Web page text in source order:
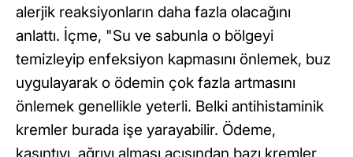
alerjik reaksiyonların daha fazla olacağını
anlattı. İçme, "Su ve sabunla o bölgeyi
temizleyip enfeksiyon kapmasını önlemek, buz
uygulayarak o ödemin çok fazla artmasını
önlemek genellikle yeterli. Belki antihistaminik
kremler burada işe yarayabilir. Ödeme,